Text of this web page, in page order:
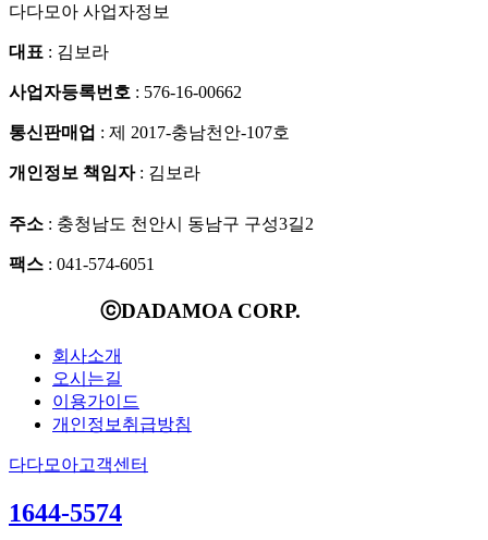
다다모아 사업자정보
대표 : 김보라
사업자등록번호 : 576-16-00662
통신판매업 : 제 2017-충남천안-107호
개인정보 책임자: 김보라
주소 : 충청남도 천안시 동남구 구성3길2
팩스 : 041-574-6051
ⓒDADAMOA CORP.
회사소개
오시는길
이용가이드
개인정보취급방침
다다모아고객센터
1644-5574